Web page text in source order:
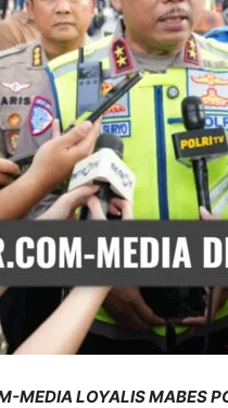
MEDIA LOYALIS MABES